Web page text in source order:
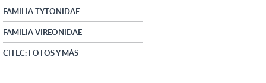
FAMILIA TYTONIDAE
FAMILIA VIREONIDAE
CITEC: FOTOS Y MÁS